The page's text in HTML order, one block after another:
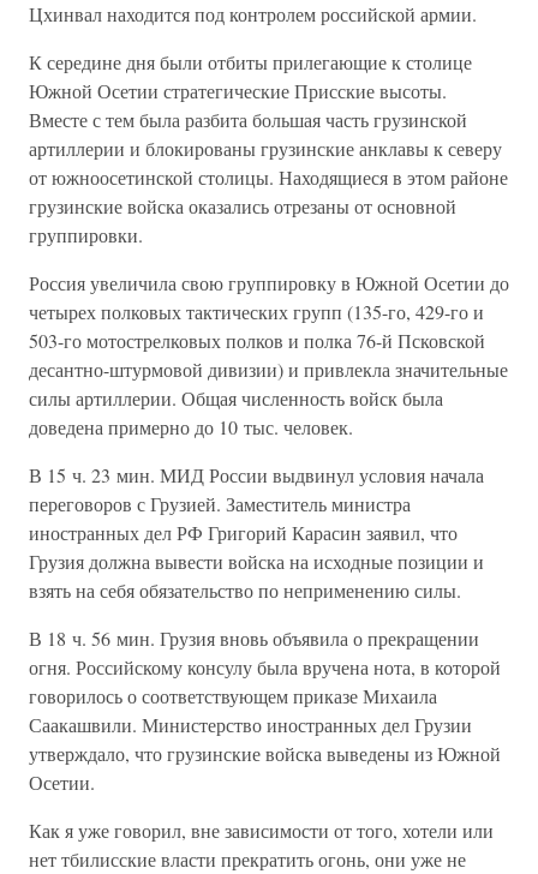
Цхинвал находится под контролем российской армии.
К середине дня были отбиты прилегающие к столице
Южной Осетии стратегические Присские высоты.
Вместе с тем была разбита большая часть грузинской
артиллерии и блокированы грузинские анклавы к северу
от южноосетинской столицы. Находящиеся в этом районе
грузинские войска оказались отрезаны от основной
группировки.
Россия увеличила свою группировку в Южной Осетии до
четырех полковых тактических групп (135-го, 429-го и
503-го мотострелковых полков и полка 76-й Псковской
десантно-штурмовой дивизии) и привлекла значительные
силы артиллерии. Общая численность войск была
доведена примерно до 10 тыс. человек.
В 15 ч. 23 мин. МИД России выдвинул условия начала
переговоров с Грузией. Заместитель министра
иностранных дел РФ Григорий Карасин заявил, что
Грузия должна вывести войска на исходные позиции и
взять на себя обязательство по неприменению силы.
В 18 ч. 56 мин. Грузия вновь объявила о прекращении
огня. Российскому консулу была вручена нота, в которой
говорилось о соответствующем приказе Михаила
Саакашвили. Министерство иностранных дел Грузии
утверждало, что грузинские войска выведены из Южной
Осетии.
Как я уже говорил, вне зависимости от того, хотели или
нет тбилисские власти прекратить огонь, они уже не